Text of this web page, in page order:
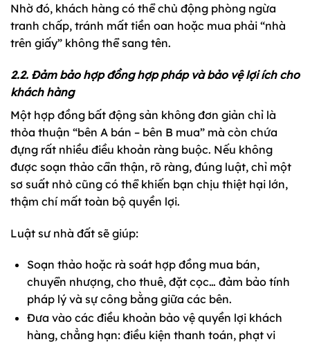
Nhờ đó, khách hàng có thể chủ động phòng ngừa
tranh chấp, tránh mất tiền oan hoặc mua phải “nhà
trên giấy” không thể sang tên.
2.2. Đảm bảo hợp đồng hợp pháp và bảo vệ lợi ích cho
khách hàng
Một hợp đồng bất động sản không đơn giản chỉ là
thỏa thuận “bên A bán – bên B mua” mà còn chứa
đựng rất nhiều điều khoản ràng buộc. Nếu không
được soạn thảo cẩn thận, rõ ràng, đúng luật, chỉ một
sơ suất nhỏ cũng có thể khiến bạn chịu thiệt hại lớn,
thậm chí mất toàn bộ quyền lợi.
Luật sư nhà đất sẽ giúp:
Soạn thảo hoặc rà soát hợp đồng mua bán,
chuyển nhượng, cho thuê, đặt cọc… đảm bảo tính
pháp lý và sự công bằng giữa các bên.
Đưa vào các điều khoản bảo vệ quyền lợi khách
hàng, chẳng hạn: điều kiện thanh toán, phạt vi